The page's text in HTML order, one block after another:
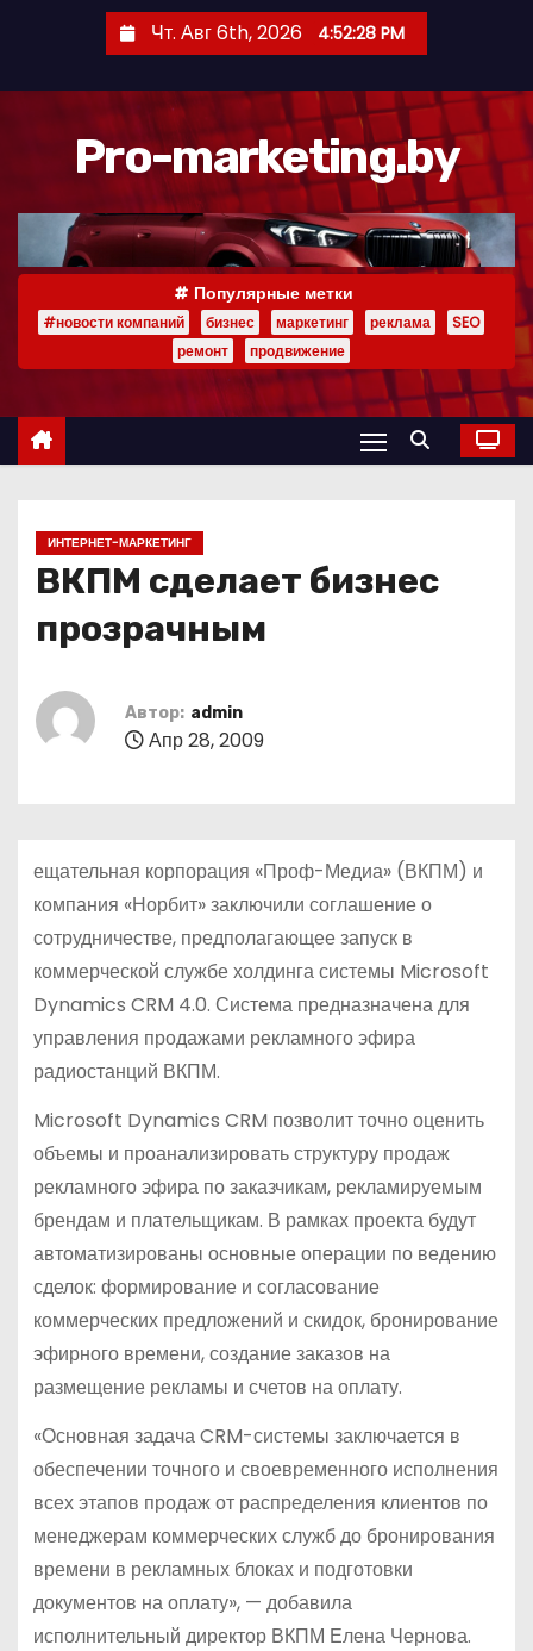
р
Чт. Авг 6th, 2026 4:52:29 PM
Pro-marketing.by
Популярные метки
#новости компаний бизнес маркетинг реклама
SEO
ремонт
продвижение
ИНТЕРНЕТ-МАРКЕТИНГ
ВКПМ сделает бизнес
прозрачным
Автор: admin
Апр 28, 2009
ещательная корпорация «Проф-Медиа» (ВКПМ) и
компания «Норбит» заключили соглашение о
сотрудничестве, предполагающее запуск в
коммерческой службе холдинга системы Microsoft
Dynamics CRM 4.0. Система предназначена для
управления продажами рекламного эфира
радиостанций ВКПМ.
Microsoft Dynamics CRM позволит точно оценить
объемы и проанализировать структуру продаж
рекламного эфира по заказчикам, рекламируемым
брендам и плательщикам. В рамках проекта будут
автоматизированы основные операции по ведению
сделок: формирование и согласование
коммерческих предложений и скидок, бронирование
эфирного времени, создание заказов на
размещение рекламы и счетов на оплату.
«Основная задача CRM-системы заключается в
обеспечении точного и своевременного исполнения
всех этапов продаж от распределения клиентов по
менеджерам коммерческих служб до бронирования
времени в рекламных блоках и подготовки
документов на оплату», — добавила
исполнительный директор ВКПМ Елена Чернова.